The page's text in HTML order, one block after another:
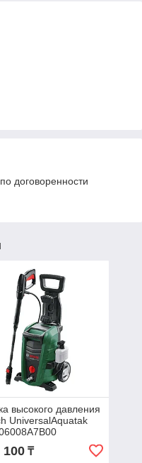
договоренности
высокого давления
UniversalAquatak
100₸